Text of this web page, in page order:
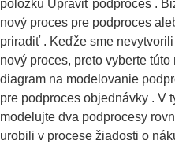
položku Upraviť podproces .
nový proces pre podproces
priradiť . Keďže sme
nový proces, preto vyberte
diagram na modelovanie
pre podproces objednávky . V
modelujte dva podprocesy
urobili v procese žiadosti o